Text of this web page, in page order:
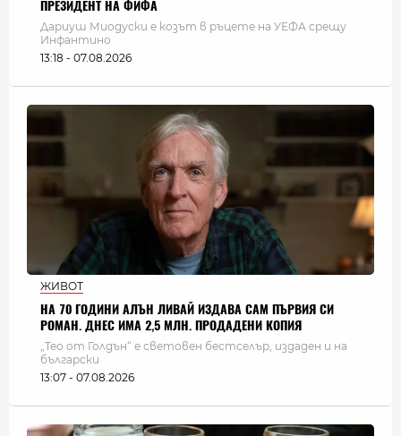
ПРЕЗИДЕНТ НА ФИФА
Дариуш Миодуски е козът в ръцете на УЕФА срещу
Инфантино
13:18 - 07.08.2026
ЖИВОТ
НА 70 ГОДИНИ АЛЪН ЛИВАЙ ИЗДАВА САМ ПЪРВИЯ СИ
РОМАН. ДНЕС ИМА 2,5 МЛН. ПРОДАДЕНИ КОПИЯ
„Тео от Голдън“ е световен бестселър, издаден и на
български
13:07 - 07.08.2026